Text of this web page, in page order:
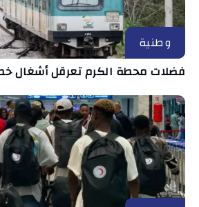
وطنية
فضلات محطة الكرم تعرقل أشغال